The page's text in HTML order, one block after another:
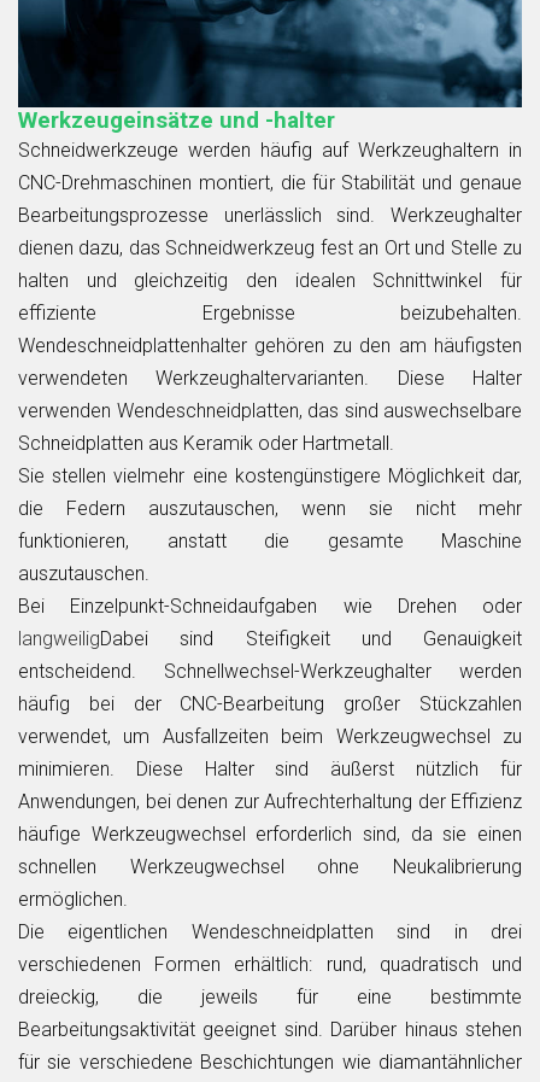
Werkzeugeinsätze und -halter
Schneidwerkzeuge werden häufig auf Werkzeughaltern in
CNC-Drehmaschinen montiert, die für Stabilität und genaue
Bearbeitungsprozesse unerlässlich sind. Werkzeughalter
dienen dazu, das Schneidwerkzeug fest an Ort und Stelle zu
halten und gleichzeitig den idealen Schnittwinkel für
effiziente Ergebnisse beizubehalten.
Wendeschneidplattenhalter gehören zu den am häufigsten
verwendeten Werkzeughaltervarianten. Diese Halter
verwenden Wendeschneidplatten, das sind auswechselbare
Schneidplatten aus Keramik oder Hartmetall.
Sie stellen vielmehr eine kostengünstigere Möglichkeit dar,
die Federn auszutauschen, wenn sie nicht mehr
funktionieren, anstatt die gesamte Maschine
auszutauschen.
Bei Einzelpunkt-Schneidaufgaben wie Drehen oder
langweiligDabei sind Steifigkeit und Genauigkeit
entscheidend. Schnellwechsel-Werkzeughalter werden
häufig bei der CNC-Bearbeitung großer Stückzahlen
verwendet, um Ausfallzeiten beim Werkzeugwechsel zu
minimieren. Diese Halter sind äußerst nützlich für
Anwendungen, bei denen zur Aufrechterhaltung der Effizienz
häufige Werkzeugwechsel erforderlich sind, da sie einen
schnellen Werkzeugwechsel ohne Neukalibrierung
ermöglichen.
Die eigentlichen Wendeschneidplatten sind in drei
verschiedenen Formen erhältlich: rund, quadratisch und
dreieckig, die jeweils für eine bestimmte
Bearbeitungsaktivität geeignet sind. Darüber hinaus stehen
für sie verschiedene Beschichtungen wie diamantähnlicher